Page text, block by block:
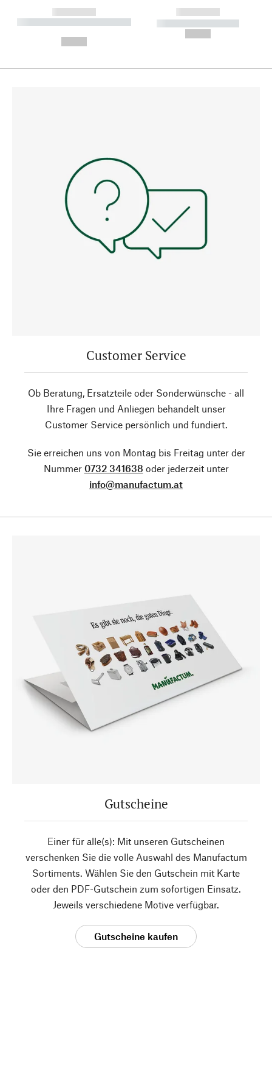
------------
----------- ----------- --------
------------
----------- -----------
Customer Service
Ob Beratung, Ersatzteile oder Sonderwünsche - all
Ihre Fragen und Anliegen behandelt unser
Customer Service persönlich und fundiert.
Sie erreichen uns von Montag bis Freitag unter der
Nummer 0732 341638 oder jederzeit unter
info@manufactum.at
Gutscheine
Einer für alle(s): Mit unseren Gutscheinen
verschenken Sie die volle Auswahl des Manufactum
Sortiments. Wählen Sie den Gutschein mit Karte
oder den PDF-Gutschein zum sofortigen Einsatz.
Jeweils verschiedene Motive verfügbar.
Gutscheine kaufen